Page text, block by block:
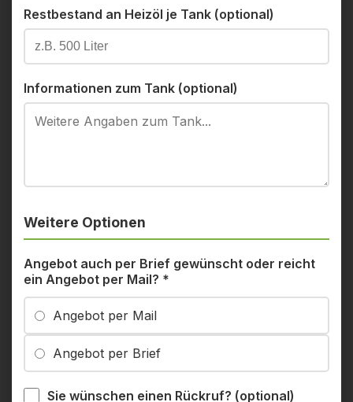
Restbestand an Heizöl je Tank (optional)
Informationen zum Tank (optional)
Weitere Optionen
Angebot auch per Brief gewünscht oder reicht
ein Angebot per Mail? *
Angebot per Mail
Angebot per Brief
Sie wünschen einen Rückruf? (optional)